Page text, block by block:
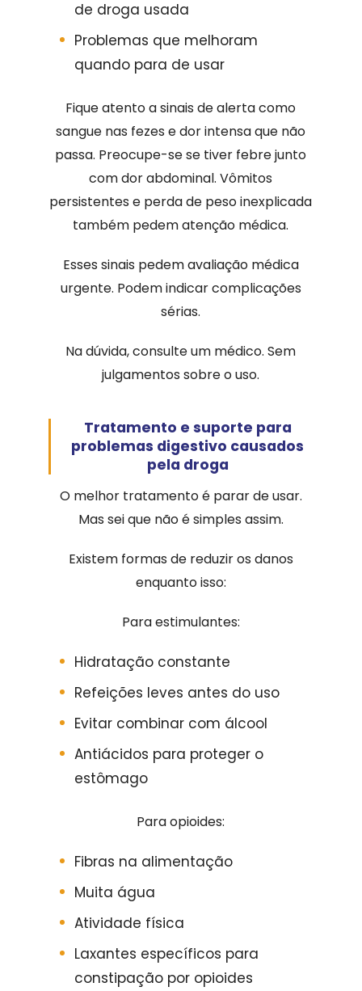
de droga usada
Problemas que melhoram
quando para de usar
Fique atento a sinais de alerta como
sangue nas fezes e dor intensa que não
passa. Preocupe-se se tiver febre junto
com dor abdominal. Vômitos
persistentes e perda de peso inexplicada
também pedem atenção médica.
Esses sinais pedem avaliação médica
urgente. Podem indicar complicações
sérias.
Na dúvida, consulte um médico. Sem
julgamentos sobre o uso.
Tratamento e suporte para
problemas digestivo causados
pela droga
O melhor tratamento é parar de usar.
Mas sei que não é simples assim.
Existem formas de reduzir os danos
enquanto isso:
Para estimulantes:
Hidratação constante
Refeições leves antes do uso
Evitar combinar com álcool
Antiácidos para proteger o
estômago
Para opioides:
Fibras na alimentação
Muita água
Atividade física
Laxantes específicos para
constipação por opioides